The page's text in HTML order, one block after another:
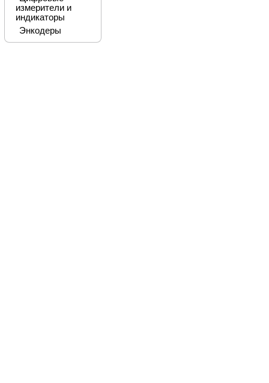
измерители и
индикаторы
Энкодеры